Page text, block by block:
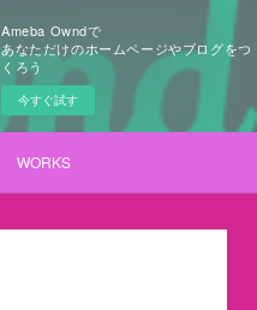
Ameba Owndで
あなただけのホームページやブログをつ
くろう
今すぐ試す
WORKS